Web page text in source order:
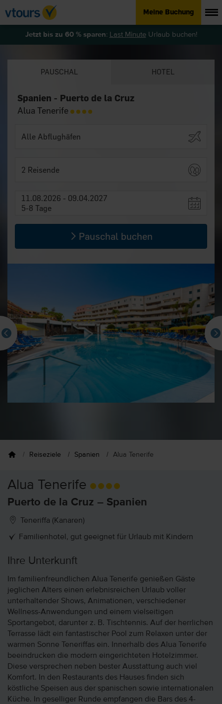
Meine Buchung
Jetzt bis zu 60 % sparen: Last MinuteUrlaub buchen!
PAUSCHAL HOTEL
Spanien - Puerto de la Cruz
Alua Tenerife
2 Reisende
11.08.2026 - 09.04.2027
5-8 Tage
Pauschal buchen
Reiseziele Spanien Alua Tenerife
Alua Tenerife
Puerto de la Cruz – Spanien
Teneriffa (Kanaren)
Familienhotel, gut geeignet für Urlaub mit Kindern
Ihre Unterkunft
Im familienfreundlichen Alua Tenerife genießen Gäste
jeglichen Alters einen erlebnisreichen Urlaub voller
unterhaltender Shows, Animationen, verschiedener
Wellness-Anwendungen und einem vielseitigen
Sportangebot, darunter z. B. Tischtennis. Auf der herrlichen
Terrasse lädt ein fantastischer Pool zum Relaxen unter der
warmen Sonne Teneriffas ein. Innerhalb des Alua Tenerife
beeindrucken die modern eingerichteten Hotelzimmer.
Diese versprechen neben bester Ausstattung auch viel
Komfort. In den Restaurants des Hauses finden sich
köstliche Speisen aus der spanischen sowie internationalen
Küche. In geselliger Runde empfangen die Bars des 4-